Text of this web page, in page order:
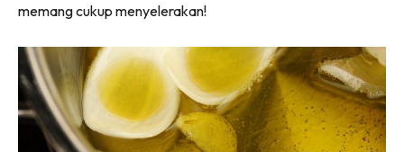
memang cukup menyelerakan!